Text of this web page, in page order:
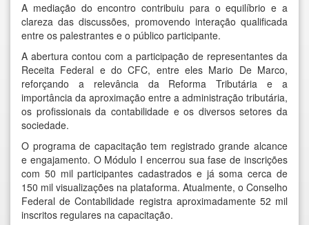
A mediação do encontro contribuiu para o equilíbrio e a
clareza das discussões, promovendo interação qualificada
entre os palestrantes e o público participante.
A abertura contou com a participação de representantes da
Receita Federal e do CFC, entre eles Mario De Marco,
reforçando a relevância da Reforma Tributária e a
importância da aproximação entre a administração tributária,
os profissionais da contabilidade e os diversos setores da
sociedade.
O programa de capacitação tem registrado grande alcance
e engajamento. O Módulo I encerrou sua fase de inscrições
com 50 mil participantes cadastrados e já soma cerca de
150 mil visualizações na plataforma. Atualmente, o Conselho
Federal de Contabilidade registra aproximadamente 52 mil
inscritos regulares na capacitação.